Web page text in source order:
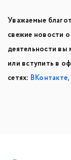
Уважаемые
свежие новости
деятельности вы
или вступить в
сетях: ВКонтакте,